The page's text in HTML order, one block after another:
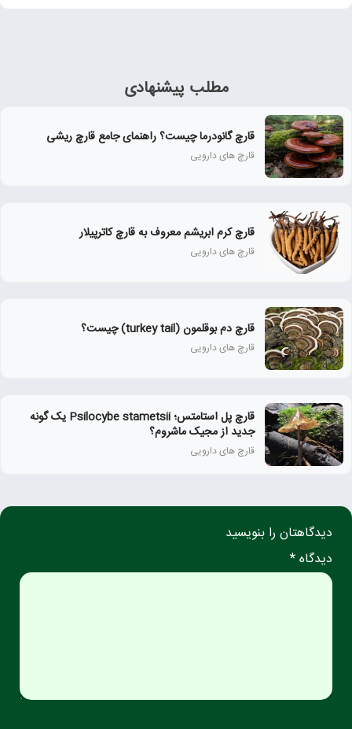
مطلب پیشنهادی
قارچ گانودرما چیست؟ راهنمای جامع قارچ ریشی
قارچ‌ های دارویی
قارچ کرم ابریشم معروف به قارچ کاترپیلار
قارچ‌ های دارویی
قارچ دم بوقلمون (turkey tail) چیست؟
قارچ‌ های دارویی
قارچ پل استامتس؛ Psilocybe stametsii یک گونه
جدید از مجیک ماشروم؟
قارچ‌ های دارویی
دیدگاهتان را بنویسید
دیدگاه *